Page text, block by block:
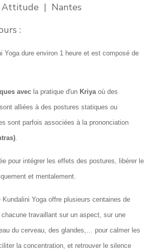
Attitude | Nantes
:
Yoga dure environ 1 heure et est composé de
avec la pratique d'un Kriyaoù des
alliées à des postures statiques ou
sont parfois associées à la prononciation
.
pour intégrer les effets des postures, libérer le
et mentalement.
Kundalini Yoga offre plusieurs centaines de
travaillant sur un aspect, sur une
du cerveau, des glandes,… pour calmer les
la concentration, et retrouver le silence